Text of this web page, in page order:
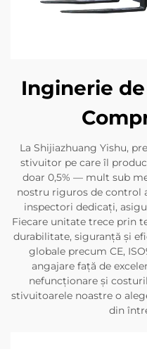
Inginerie
La Shijiazhuang Yishu,
stivuitor pe care îl
doar 0,5% — mult sub
nostru riguros de control
inspectori dedicați,
Fiecare unitate trece prin
durabilitate, siguranță și
globale precum CE,
angajare față de
nefuncționare și
stivuitoarele noastre o
din